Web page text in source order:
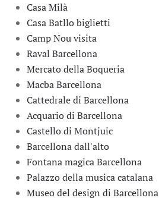
Casa Milà
Casa Batllo biglietti
Camp Nou visita
Raval Barcellona
Mercato della Boqueria
Macba Barcellona
Cattedrale di Barcellona
Acquario di Barcellona
Castello di Montjuic
Barcellona dall'alto
Fontana magica Barcellona
Palazzo della musica catalana
Museo del design di Barcellona